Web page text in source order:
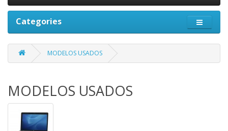
Categories
MODELOS USADOS
MODELOS USADOS